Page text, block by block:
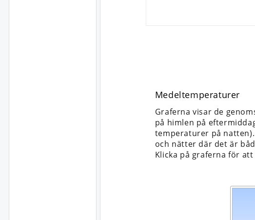
Medeltemperaturer
Graferna visar de
på himlen på
temperaturer på
och nätter där det är
Klicka på graferna för